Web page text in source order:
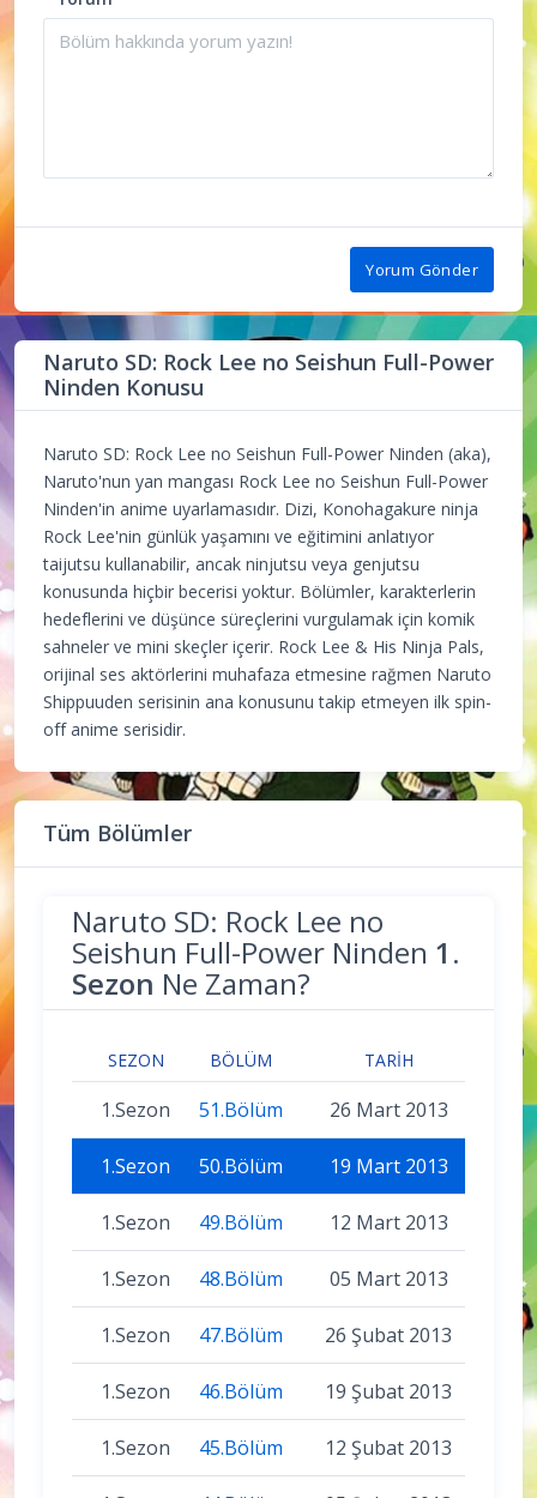
Yorum Gönder
Naruto SD: Rock Lee no Seishun Full-Power
Ninden Konusu
Naruto SD: Rock Lee no Seishun Full-Power Ninden (aka),
Naruto'nun yan mangası Rock Lee no Seishun Full-Power
Ninden'in anime uyarlamasıdır. Dizi, Konohagakure ninja
Rock Lee'nin günlük yaşamını ve eğitimini anlatıyor
taijutsu kullanabilir, ancak ninjutsu veya genjutsu
konusunda hiçbir becerisi yoktur. Bölümler, karakterlerin
hedeflerini ve düşünce süreçlerini vurgulamak için komik
sahneler ve mini skeçler içerir. Rock Lee & His Ninja Pals,
orijinal ses aktörlerini muhafaza etmesine rağmen Naruto
Shippuuden serisinin ana konusunu takip etmeyen ilk spin-
off anime serisidir.
Tüm Bölümler
Naruto SD: Rock Lee no
Seishun Full-Power Ninden 1.
Sezon Ne Zaman?
SEZON BÖLÜM TARIH
1.Sezon 51.Bölüm 26 Mart 2013
1.Sezon 50.Bölüm 19 Mart 2013
1.Sezon 49.Bölüm 12 Mart 2013
1.Sezon 48.Bölüm 05 Mart 2013
1.Sezon 47.Bölüm 26 Şubat 2013
1.Sezon 46.Bölüm 19 Şubat 2013
1.Sezon 45.Bölüm 12 Şubat 2013